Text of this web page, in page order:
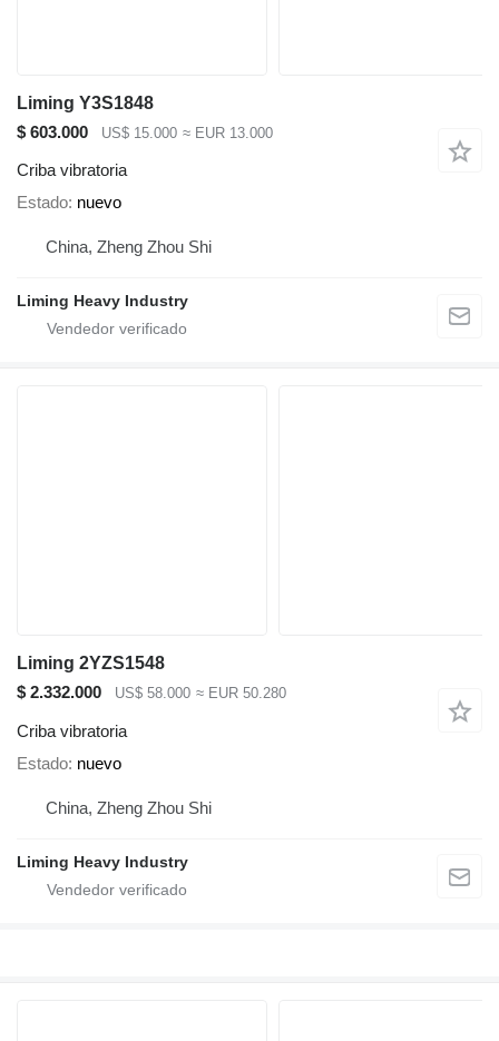
Liming Y3S1848
$ 603.000
US$ 15.000 ≈ EUR 13.000
Criba vibratoria
Estado nuevo
China, Zheng Zhou Shi
Liming Heavy Industry
Liming 2YZS1548
$ 2.332.000
US$ 58.000 ≈ EUR 50.280
Criba vibratoria
Estado nuevo
China, Zheng Zhou Shi
Liming Heavy Industry